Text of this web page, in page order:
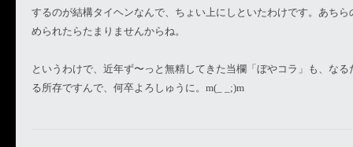
するのが結構タイヘンなんで、ちょい上にしといたわけです。あちら
められたらたまりませんからね。
というわけで、近年ず〜っと無精してきた当欄「ぼやコラ」も、な
る所存ですんで、何卒よろしゅうに。m(_ _;)m